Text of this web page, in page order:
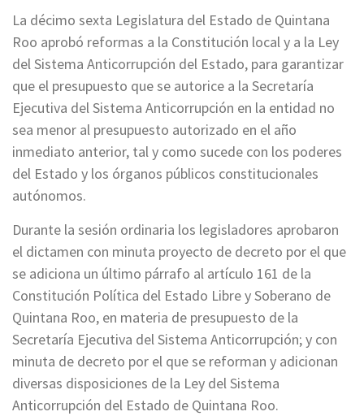
La décimo sexta Legislatura del Estado de Quintana
Roo aprobó reformas a la Constitución local y a la Ley
del Sistema Anticorrupción del Estado, para garantizar
que el presupuesto que se autorice a la Secretaría
Ejecutiva del Sistema Anticorrupción en la entidad no
sea menor al presupuesto autorizado en el año
inmediato anterior, tal y como sucede con los poderes
del Estado y los órganos públicos constitucionales
autónomos.
Durante la sesión ordinaria los legisladores aprobaron
el dictamen con minuta proyecto de decreto por el que
se adiciona un último párrafo al artículo 161 de la
Constitución Política del Estado Libre y Soberano de
Quintana Roo, en materia de presupuesto de la
Secretaría Ejecutiva del Sistema Anticorrupción; y con
minuta de decreto por el que se reforman y adicionan
diversas disposiciones de la Ley del Sistema
Anticorrupción del Estado de Quintana Roo.